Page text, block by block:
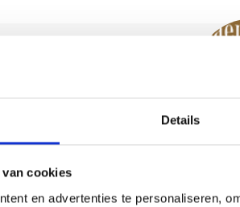
Details
van cookies
en advertenties te personaliseren,
de
en acht